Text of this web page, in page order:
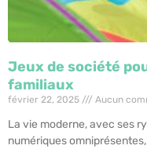
Jeux de société
familiaux
février 22, 2025 Aucun
La vie moderne, avec ses
numériques